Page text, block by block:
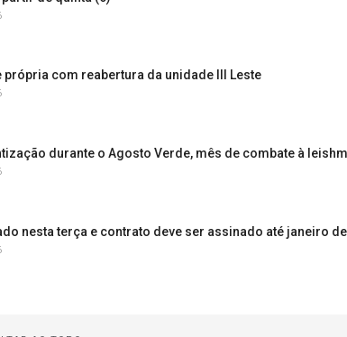
própria com reabertura da unidade III Leste
durante o Agosto Verde, mês de combate à
nesta terça e contrato deve ser assinado até janeiro